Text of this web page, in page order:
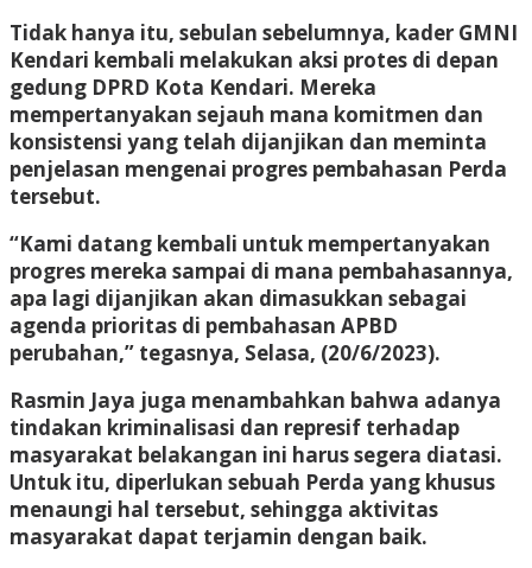
Tidak hanya itu, sebulan sebelumnya, kader GMNI
Kendari kembali melakukan aksi protes di depan
gedung DPRD Kota Kendari. Mereka
mempertanyakan sejauh mana komitmen dan
konsistensi yang telah dijanjikan dan meminta
penjelasan mengenai progres pembahasan Perda
tersebut.
“Kami datang kembali untuk mempertanyakan
progres mereka sampai di mana pembahasannya,
apa lagi dijanjikan akan dimasukkan sebagai
agenda prioritas di pembahasan APBD
perubahan,” tegasnya, Selasa, (20/6/2023).
Rasmin Jaya juga menambahkan bahwa adanya
tindakan kriminalisasi dan represif terhadap
masyarakat belakangan ini harus segera diatasi.
Untuk itu, diperlukan sebuah Perda yang khusus
menaungi hal tersebut, sehingga aktivitas
masyarakat dapat terjamin dengan baik.